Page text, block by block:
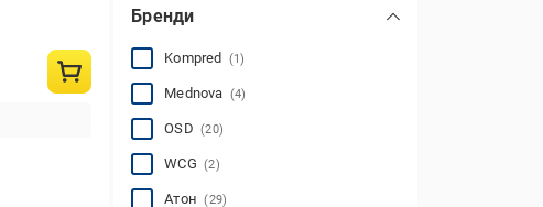
Бренди
Kompred (1)
Mednova (4)
OSD(20)
WCG(2)
Атон(29)